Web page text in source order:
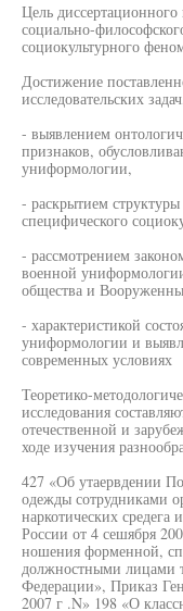
Цель диссертационного
социально-
социокультурного
Достижение
исследовательских
- выявлением
признаков,
униформологии,
- раскрытием
специфического
- рассмотрением
военной
общества и
- характеристикой
униформологии и
современных условиях
Теоретико-
исследования
отечественной и
ходе изучения
427 «Об утаервдении
одежды сотрудниками
наркотических
России от 4 сешября
ношения форменной,
должностными лицами
Федерации», Приказ
2007 г .N» 198 «О